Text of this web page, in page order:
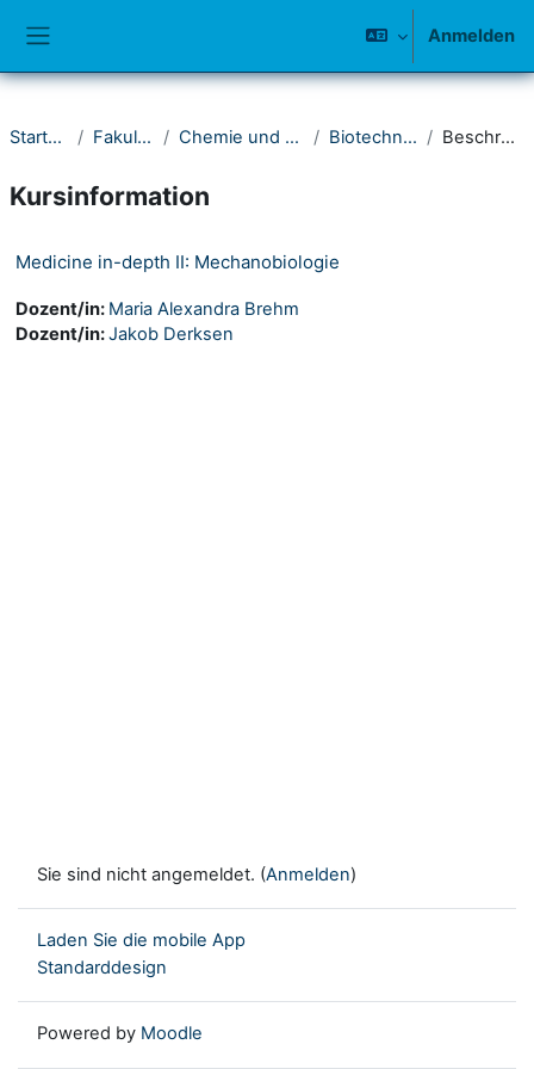
Anmelden
Startseite Fakultät IV Chemie und Biologie Biotechnologie Beschreibung
Kursinformation
Medicine in-depth II: Mechanobiologie
Dozent/in: Maria Alexandra Brehm
Dozent/in:Jakob Derksen
Sie sind nicht angemeldet. (Anmelden)
Laden Sie die mobile App
Standarddesign
Powered by Moodle